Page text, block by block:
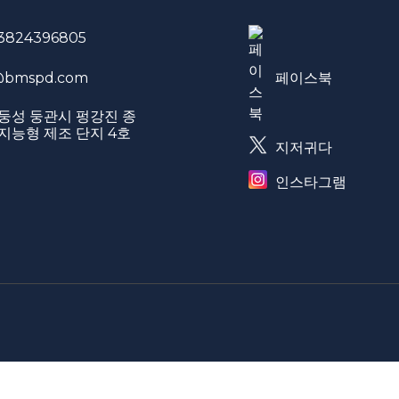
성 둥관시 펑강진 종
능형 제조 단지 4호
페이스북
지저귀다
인스타그램